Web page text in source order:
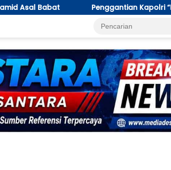
Penggantian Kapolri “Dihembus Oleh Pihak